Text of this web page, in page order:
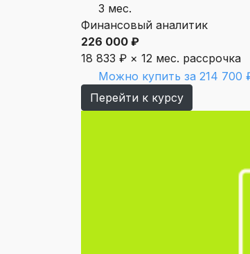
3 мес.
Финансовый аналитик
226 000 ₽
18 833 ₽ × 12 мес. рассрочка
Можно купить за 214 700
Перейти к курсу